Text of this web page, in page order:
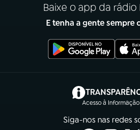
Baixe o app da rádio
E tenha a gente sempre
Acesso à Informação
(abre
Siga-nos nas redes